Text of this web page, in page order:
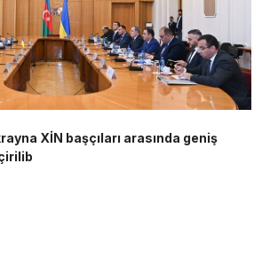
XİN başçıları arasında geniş